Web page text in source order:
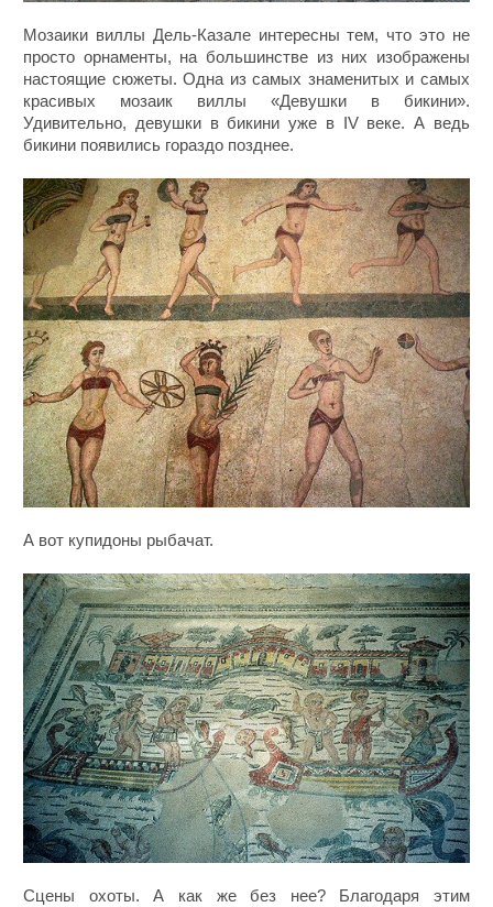
Мозаики виллы Дель-Казале интересны тем, что это не
просто орнаменты, на большинстве из них изображены
настоящие сюжеты. Одна из самых знаменитых и самых
красивых мозаик виллы «Девушки в бикини».
Удивительно, девушки в бикини уже в IV веке. А ведь
бикини появились гораздо позднее.
А вот купидоны рыбачат.
Сцены охоты. А как же без нее? Благодаря этим